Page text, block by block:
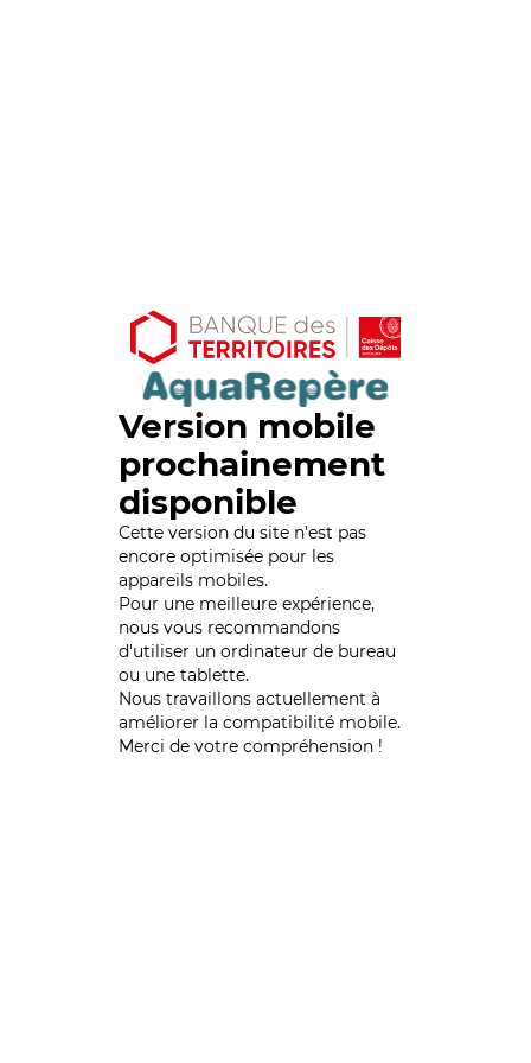
Version mobile
prochainement
disponible
Cette version du site n’est pas
encore optimisée pour les
appareils mobiles.
Pour une meilleure expérience,
nous vous recommandons
d'utiliser un ordinateur de bureau
ou une tablette.
Nous travaillons actuellement à
améliorer la compatibilité mobile.
Merci de votre compréhension !